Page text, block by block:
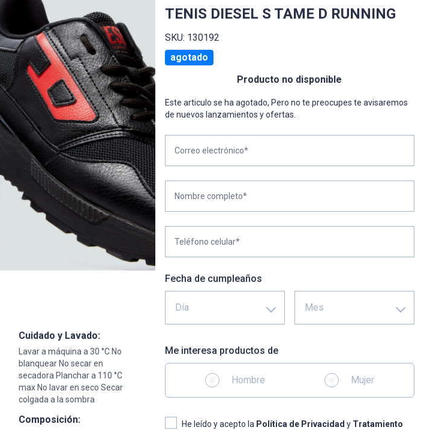
Cuidado y Lavado:
Lavar a máquina a 30 °C No
blanquear No secar en
secadora Planchar a 110 °C
max No lavar en seco Secar
colgada a la sombra
Composición:
TENIS DIESEL S TAME D RUNNING
SKU: 130192
agotado
Producto no disponible
Este articulo se ha agotado, Pero no te preocupes te avisaremos
de nuevos lanzamientos y ofertas.
Correo electrónico*
Nombre completo*
Teléfono celular*
Fecha de cumpleaños
Día Mes
Me interesa productos de
Hombre Mujer
He leído y acepto la Política de Privacidad y Tratamiento